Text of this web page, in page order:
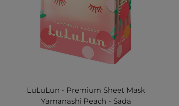
LuLuLun - Premium Sheet Mask
Yamanashi Peach - Sada